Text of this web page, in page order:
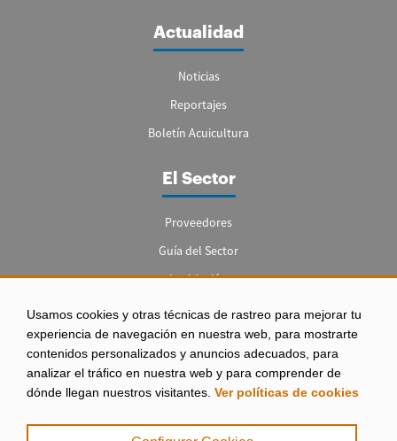
Usamos cookies y otras técnicas de rastreo para mejorar tu
experiencia de navegación en nuestra web, para mostrarte
contenidos personalizados y anuncios adecuados, para
analizar el tráfico en nuestra web y para comprender de
dónde llegan nuestros visitantes. Ver políticas de cookies
Actualidad
Noticias
Reportajes
Boletín Acuicultura
El Sector
Proveedores
Guía del Sector
Legislación
Empleo
Aviso legal
|